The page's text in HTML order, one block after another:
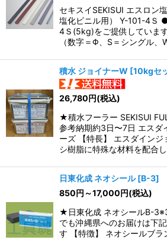
セキスイSEKISUI エスロン
塩化ビニル用） Y-101-4Ｓ
4Ｓ(5kg)をご提供していま
（数字＝Φ、S＝シングル、
積水 ジョイナーW [10kgセ
26,780円(税込)
★積水フーラー SEKISUI
参考納期約3日〜7日 エスダ
ーズ 【特長】 エスダインジ
シ樹脂に特殊な材料を配合
日東化成 ネオシール [B-3]
850円 ～17,000円(税込)
★日東化成 ネオシールB-
でも沖縄県へのお届けは下
す 【特徴】 ネオシールブラ